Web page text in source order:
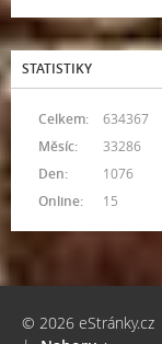
STATISTIKY
Online: 15
Celkem:
634367
Měsíc:
33286
Den:
1076
© 2026 eStránky.cz